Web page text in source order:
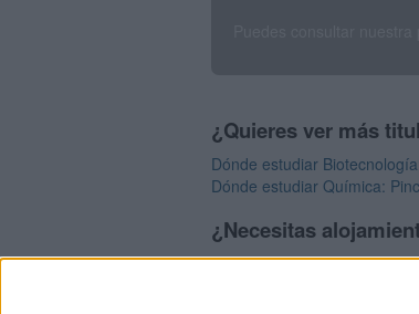
¿Quieres ver más
Dónde estudiar
Dónde estudiar Química:
¿Necesitas
>> Residencias de